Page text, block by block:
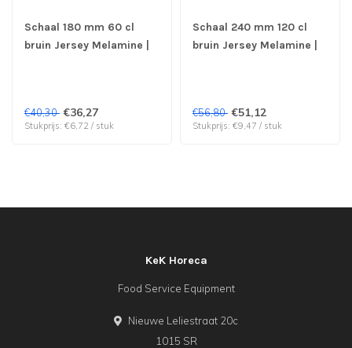
Schaal 180 mm 60 cl
bruin Jersey Melamine |
€40,30 €36,27
Stukprijs: €6,72 / stuk
Schaal 240 mm 120 cl
bruin Jersey Melamine |
€56,80 €51,12
Stukprijs: €9,47 / stuk
KeK Horeca
Food Service Equipment
Nieuwe Leliestraat 20c
1015 SR